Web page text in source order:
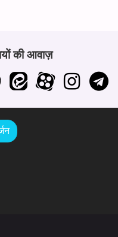
की आवाज़